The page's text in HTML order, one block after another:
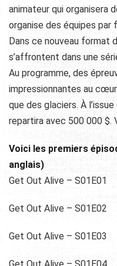
animateur qui organisera
organise des équipes par
Dans ce nouveau format
s’affrontent dans une
Au programme, des
impressionnantes au
que des glaciers. À
repartira avec 500 000 $.
Voici les premiers
anglais)
Get Out Alive – S01E01
Get Out Alive – S01E02
Get Out Alive – S01E03